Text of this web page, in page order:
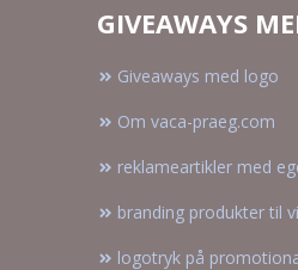
GIVEAWAYS
Giveaways med logo
Om vaca-praeg.com
reklameartikler med
branding produkter til
logotryk på